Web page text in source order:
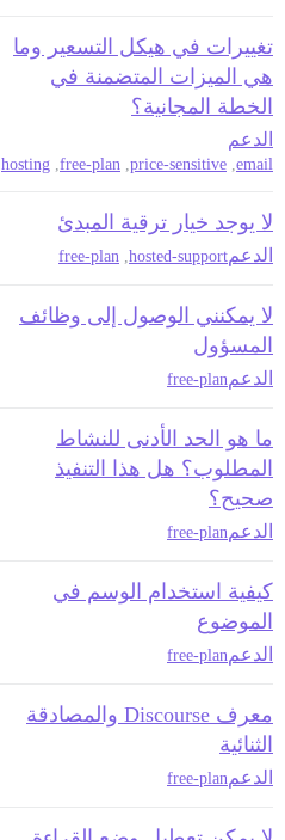
تغييرات في هيكل التسعير وما
هي الميزات المتضمنة في
الخطة المجانية؟
الدعم
email
,
price-sensitive
,
free-plan
,
hosting
لا يوجد خيار ترقية المبدئ
الدعمhosted-support
free-plan
لا يمكنني الوصول إلى وظائف
المسؤول
الدعم free-plan
ما هو الحد الأدنى للنشاط
المطلوب؟ هل هذا التنفيذ
صحيح؟
الدعم free-plan
كيفية استخدام الوسم في
الموضوع
الدعم free-plan
معرف Discourse والمصادقة
الثنائية
الدعم free-plan